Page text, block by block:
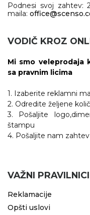
Podnesi svoj
maila:
VODIČ KROZ
Mi smo veleprodaja
sa pravnim licima
1. Izaberite reklamni
2. Odredite željene
3. Pošaljite
štampu
4. Pošaljite nam zahtev
VAŽNI PRAVILNICI
Reklamacije
Opšti uslovi